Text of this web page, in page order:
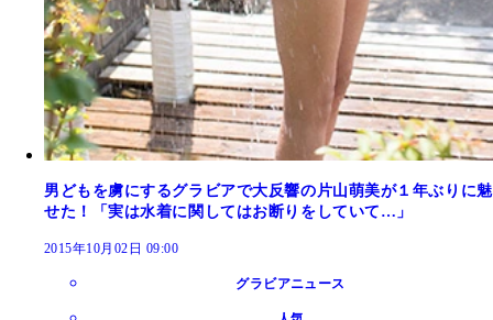
男どもを虜にするグラビアで大反響の片山萌美が１年ぶりに魅
せた！「実は水着に関してはお断りをしていて…」
2015年10月02日 09:00
グラビアニュース